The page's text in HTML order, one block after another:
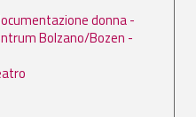
donna -
Bolzano/Bozen -